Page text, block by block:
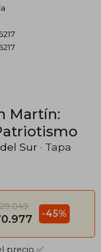
Martín:
Sur · Tapa
-45%
precio ✅